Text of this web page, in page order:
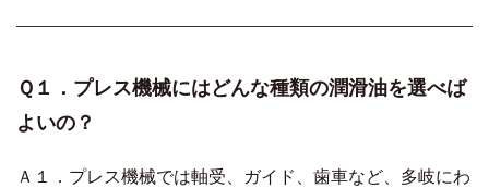
Ｑ１．プレス機械にはどんな種類の潤滑油を選べば
よいの？
Ａ１．プレス機械では軸受、ガイド、歯車など、多岐にわ